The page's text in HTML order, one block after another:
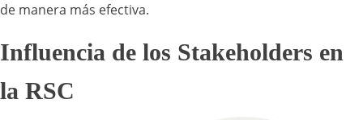
de manera más efectiva.
Influencia de los Stakeholders en
la RSC